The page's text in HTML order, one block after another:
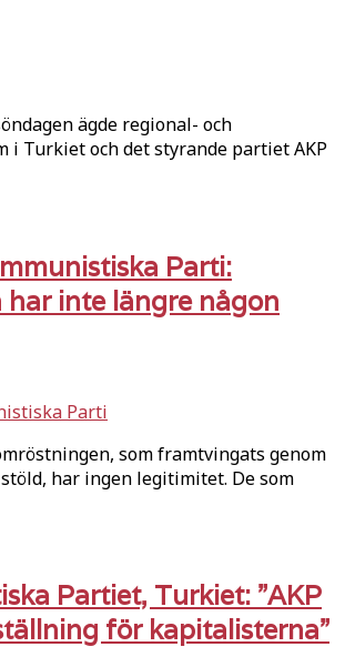
ägde regional- och
i Turkiet och det styrande partiet AKP
Parti:
har inte längre någon
Parti
som framtvingats genom
har ingen legitimitet. De som
Partiet, Turkiet: ”AKP
för kapitalisterna”